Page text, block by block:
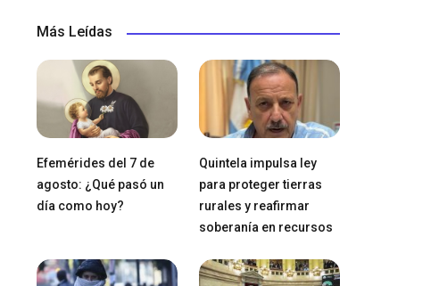
Más Leídas
Efemérides del 7 de
agosto: ¿Qué pasó un
día como hoy?
Quintela impulsa ley
para proteger tierras
rurales y reafirmar
soberanía en recursos